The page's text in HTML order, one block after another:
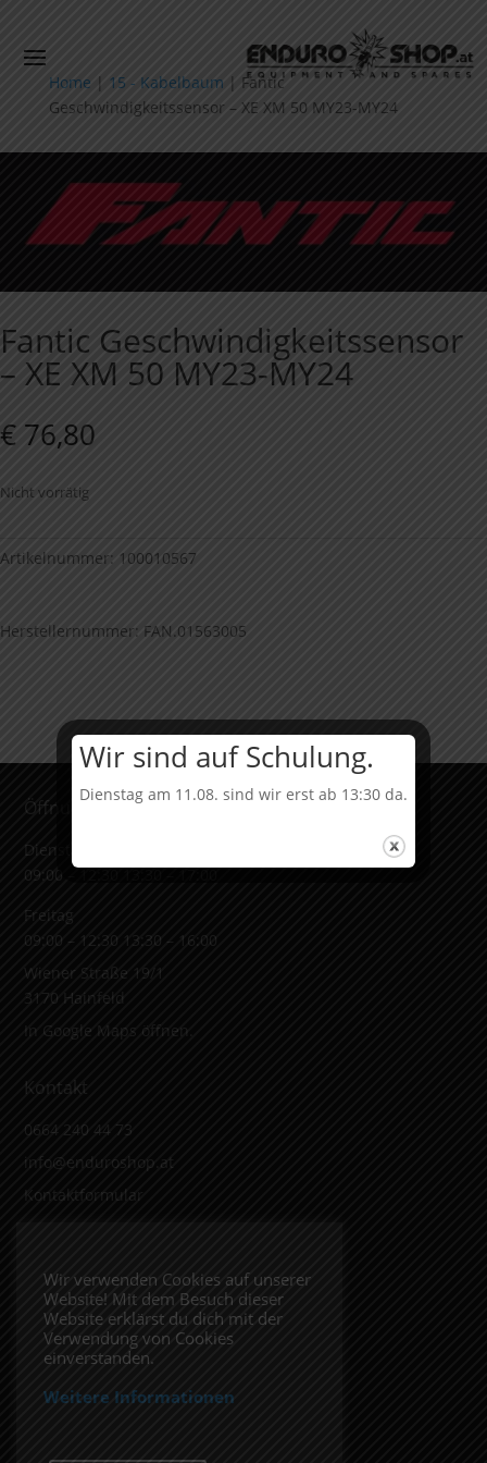
Home | 15 - Kabelbaum
Fantic
Geschwindigkeitssensor – XE XM 50 MY23-MY24
Fantic Geschwindigkeitssensor
– XE XM 50 MY23-MY24
€ 76,80
Nicht vorrätig
Artikelnummer: 100010567
Herstellernummer: FAN.01563005
Öffnungszeiten & Adresse
Dienstag bis Donnerstag
09:00 – 12:30 13:30 – 17:00
Freitag
09:00 – 12:30 13:30 – 16:00
Wiener Straße 19/1
3170 Hainfeld
In Google Maps öffnen.
Kontakt
0664 240 44 73
info@enduroshop.at
Kontaktformular
Impressum
Datenschutzerklärung
Folge uns
Wir verwenden Cookies auf unserer
Website! Mit dem Besuch dieser
Website erklärst du dich mit der
Verwendung von Cookies
einverstanden.
Weitere Informationen
Wir sind auf Schulung.
Dienstag am 11.08. sind wir erst ab 13:30 da.